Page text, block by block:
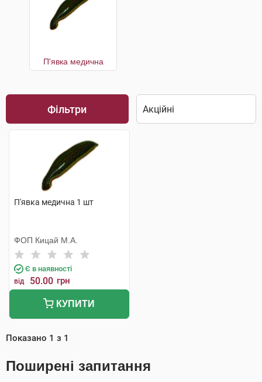
П'явка медична
Фільтри
П'явка медична 1 шт
ФОП Кицай М.А.
Є в наявності
від 50.00 грн
КУПИТИ
Показано 1 з 1
Поширені запитання